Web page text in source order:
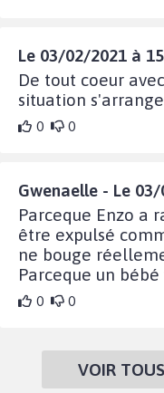
Le 03/02/2021 à
De tout coeur
situation
0 0
Gwenaelle - Le
Parceque Enzo a
être expulsé
ne bouge
Parceque un
0 0
VOIR